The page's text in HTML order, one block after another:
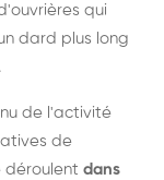
qui
dard plus long
de l'activité
de
déroulent dans